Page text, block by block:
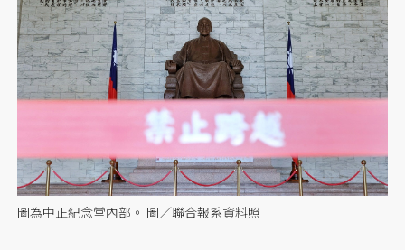
圖為中正紀念堂內部。 圖／聯合報系資料照